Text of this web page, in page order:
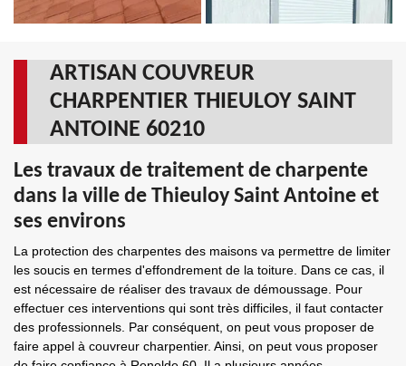
ARTISAN COUVREUR
CHARPENTIER THIEULOY SAINT
ANTOINE 60210
Les travaux de traitement de charpente
dans la ville de Thieuloy Saint Antoine et
ses environs
La protection des charpentes des maisons va permettre de limiter
les soucis en termes d'effondrement de la toiture. Dans ce cas, il
est nécessaire de réaliser des travaux de démoussage. Pour
effectuer ces interventions qui sont très difficiles, il faut contacter
des professionnels. Par conséquent, on peut vous proposer de
faire appel à couvreur charpentier. Ainsi, on peut vous proposer